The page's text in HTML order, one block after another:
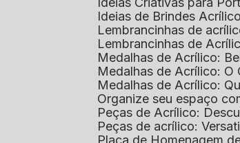
Ideias de Brindes
Lembrancinhas de
Lembrancinhas de
Medalhas de Acrílico:
Medalhas de Acrílico:
Medalhas de Acrílico:
Organize seu espaço
Peças de Acrílico:
Peças de acrílico:
Placa de Homenagem